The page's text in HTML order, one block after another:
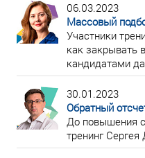
06.03.2023
Массовый
Участники
как закрывать
кандидатами
30.01.2023
Обратный
До повышения
тренинг Сергея